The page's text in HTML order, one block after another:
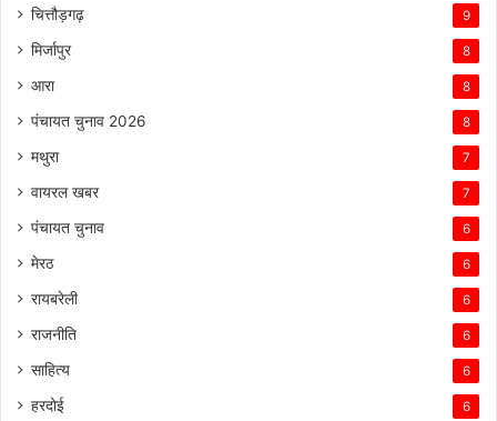
चित्तौड़गढ़ 9
मिर्जापुर 8
आरा 8
पंचायत चुनाव 2026 8
मथुरा 7
वायरल खबर 7
पंचायत चुनाव 6
मेरठ 6
रायबरेली 6
राजनीति 6
साहित्य 6
हरदोई 6